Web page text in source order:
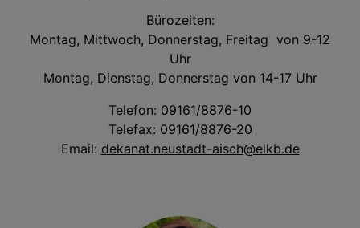
Bürozeiten:
Montag, Mittwoch, Donnerstag, Freitag von 9-12
Uhr
Montag, Dienstag, Donnerstag von 14-17 Uhr
Telefon: 09161/8876-10
Telefax: 09161/8876-20
Email: dekanat.neustadt-aisch@elkb.de